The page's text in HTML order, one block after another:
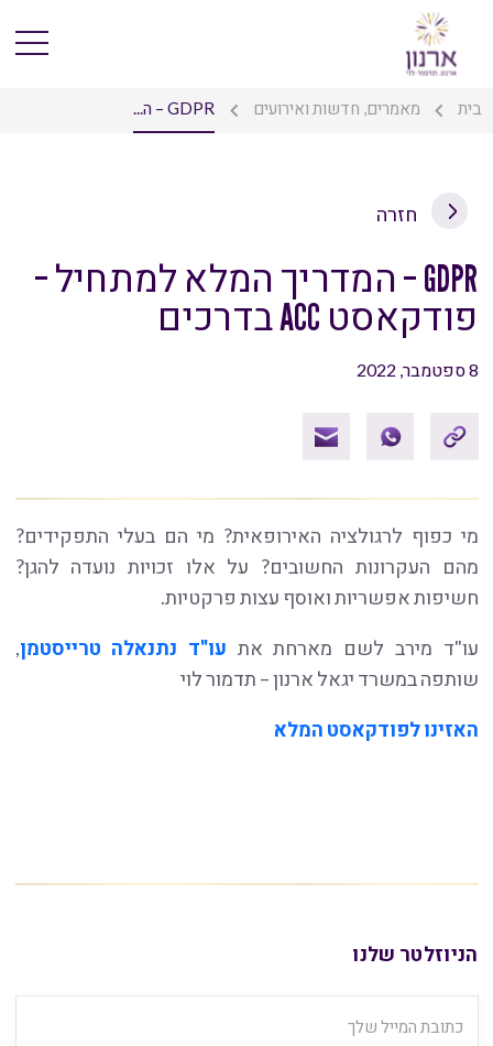
בית מאמרים, חדשות ואירועים GDPR – ה...
חזרה
GDPR – המדריך המלא למתחיל –
פודקאסט ACC בדרכים
8 ספטמבר, 2022
מי כפוף לרגולציה האירופאית? מי הם בעלי התפקידים?
מהם העקרונות החשובים? על אלו זכויות נועדה להגן?
חשיפות אפשריות ואוסף עצות פרקטיות.
עו"ד מירב לשם מארחת את עו"ד נתנאלה טרייסטמן,
שותפה במשרד יגאל ארנון – תדמור לוי
האזינו לפודקאסט המלא
הניוזלטר שלנו